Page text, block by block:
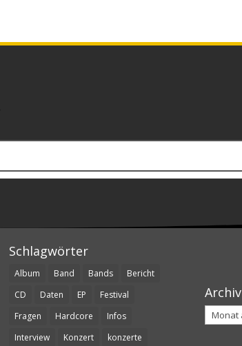
Schlagwörter
Album Band Bands
Bericht
CD
Daten EP
Festival
Fragen
Hardcore
Infos
Interview
Konzert
konzerte
Archiv
Archiv